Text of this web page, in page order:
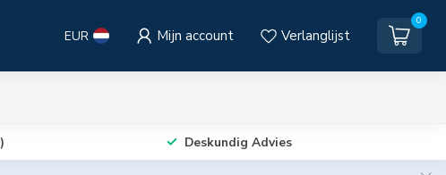
EUR Mijn account Verlanglijst
0
Deskundig Advies